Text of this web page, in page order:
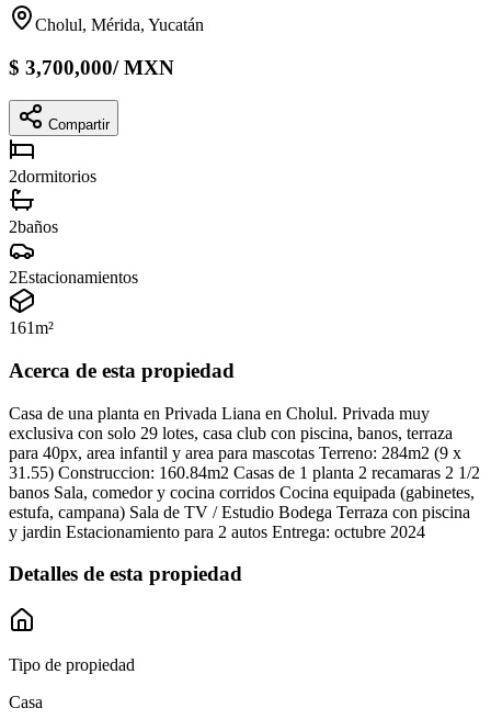
Cholul, Mérida, Yucatán
$ 3,700,000/MXN
Compartir
2dormitorios
2baños
2Estacionamientos
161m²
Acerca de esta propiedad
Casa de una planta en Privada Liana en Cholul. Privada muy
exclusiva con solo 29 lotes, casa club con piscina, banos, terraza
para 40px, area infantil y area para mascotas Terreno: 284m2 (9 x
31.55) Construccion: 160.84m2 Casas de 1 planta 2 recamaras 2 1/2
banos Sala, comedor y cocina corridos Cocina equipada (gabinetes,
estufa, campana) Sala de TV / Estudio Bodega Terraza con piscina
y jardin Estacionamiento para 2 autos Entrega: octubre 2024
Detalles de esta propiedad
Tipo de propiedad
Casa